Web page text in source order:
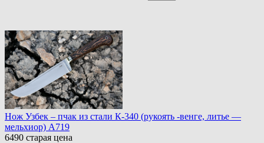
Нож Узбек – пчак из стали К-340 (рукоять -венге, литье —
мельхиор) A719
6490 старая цена